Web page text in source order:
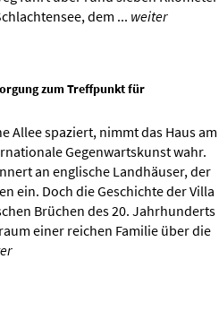
dem ... weiter
zum Treffpunkt für
Allee spaziert, nimmt das Haus am
Gegenwartskunst wahr.
an englische Landhäuser, der
ein. Doch die Geschichte der Villa
Brüchen des 20. Jahrhunderts
einer reichen Familie über die